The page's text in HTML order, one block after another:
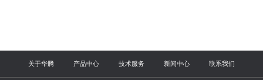
关于华腾 产品中心 技术服务 新闻中心 联系我们